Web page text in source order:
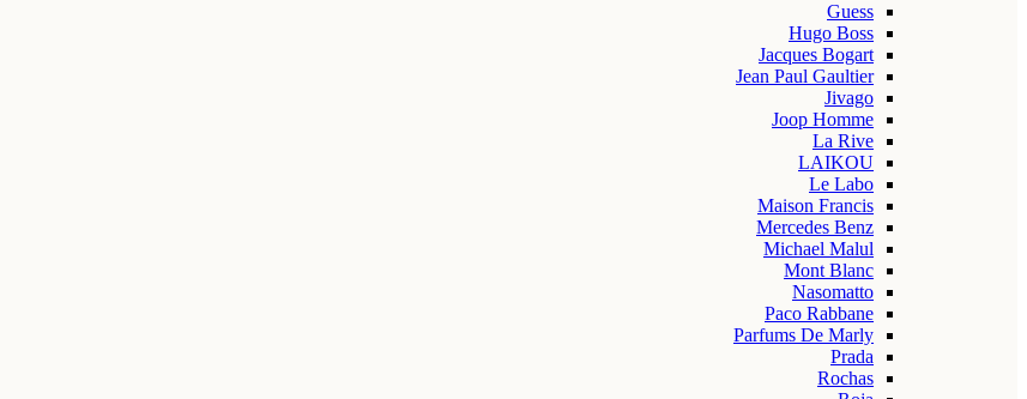
Guess
Hugo Boss
Jacques Bogart
Jean Paul Gaultier
Jivago
Joop Homme
La Rive
LAIKOU
Le Labo
Maison Francis
Mercedes Benz
Michael Malul
Mont Blanc
Nasomatto
Paco Rabbane
Parfums De Marly
Prada
Rochas